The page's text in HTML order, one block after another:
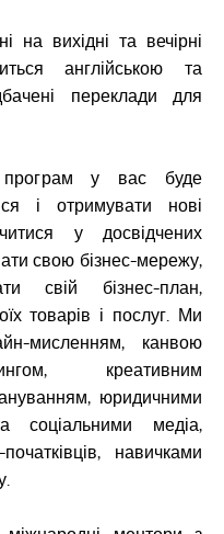
на вихідні та вечірні
англійською та
переклади для
програм у вас буде
і отримувати нові
у досвідчених
свою бізнес-мережу,
свій бізнес-план,
товарів і послуг. Ми
мисленням, канвою
креативним
юридичними
соціальними медіа,
навичками